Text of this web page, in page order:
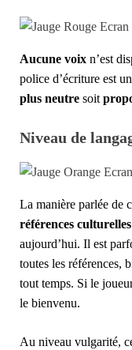
Aucune voix n’est
police d’écriture est
plus neutre soit
Niveau de
La manière parlée de
références culturelles
aujourd’hui. Il est
toutes les références,
tout temps. Si le
le bienvenu.
Au niveau vulgarité,